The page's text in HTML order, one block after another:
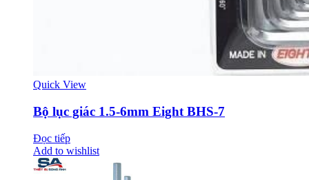
Quick View
Bộ lục giác 1.5-6mm Eight BHS-7
Đọc tiếp
Add to wishlist